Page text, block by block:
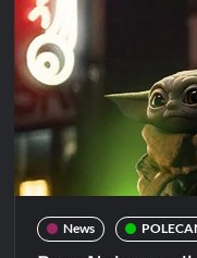
„Prizefighter”
News